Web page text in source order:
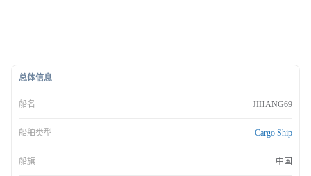
总体信息
船名 JIHANG69
船舶类型 Cargo Ship
船旗 中国